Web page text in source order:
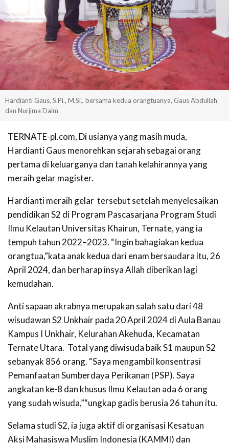
Hardianti Gaus, S.Pi., M.Si., bersama kedua orangtuanya, Gaus Abdullah
dan Nurjima Daim
TERNATE-pl.com, Di usianya yang masih muda,
Hardianti Gaus menorehkan sejarah sebagai orang
pertama di keluarganya dan tanah kelahirannya yang
meraih gelar magister.
Hardianti meraih gelar tersebut setelah menyelesaikan
pendidikan S2 di Program Pascasarjana Program Studi
Ilmu Kelautan Universitas Khairun, Ternate, yang ia
tempuh tahun 2022–2023. “Ingin bahagiakan kedua
orangtua,”kata anak kedua dari enam bersaudara itu, 26
April 2024, dan berharap insya Allah diberikan lagi
kemudahan.
Anti sapaan akrabnya merupakan salah satu dari 48
wisudawan S2 Unkhair pada 20 April 2024 di Aula Banau
Kampus I Unkhair, Kelurahan Akehuda, Kecamatan
Ternate Utara. Total yang diwisuda baik S1 maupun S2
sebanyak 856 orang. “Saya mengambil konsentrasi
Pemanfaatan Sumberdaya Perikanan (PSP). Saya
angkatan ke-8 dan khusus Ilmu Kelautan ada 6 orang
yang sudah wisuda,”“ungkap gadis berusia 26 tahun itu.
Selama studi S2, ia juga aktif di organisasi Kesatuan
Aksi Mahasiswa Muslim Indonesia (KAMMI) dan